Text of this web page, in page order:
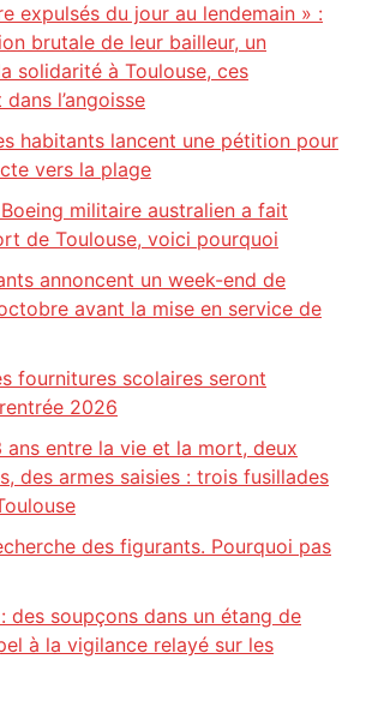
expulsés du jour au lendemain » :
brutale de leur bailleur, un
solidarité à Toulouse, ces
l’angoisse
habitants lancent une pétition pour
vers la plage
militaire australien a fait
de Toulouse, voici pourquoi
annoncent un week-end de
avant la mise en service de
fournitures scolaires seront
2026
ans entre la vie et la mort, deux
des armes saisies : trois fusillades
des figurants. Pourquoi pas
des soupçons dans un étang de
à la vigilance relayé sur les